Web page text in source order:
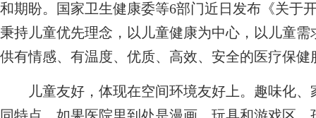
和期盼。国家卫生健康委等6部门近日发布《关于
秉持儿童优先理念，以儿童健康为中心，以儿童
供有情感、有温度、优质、高效、安全的医疗保健
儿童友好，体现在空间环境友好上。趣味化、